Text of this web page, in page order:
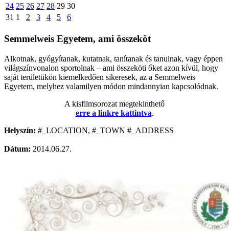
24 25 26 27 28 29 30
31 1 2 3 4 5 6
Semmelweis Egyetem, ami összeköt
Alkotnak, gyógyítanak, kutatnak, tanítanak és tanulnak, vagy éppen
világszínvonalon sportolnak – ami összeköti őket azon kívül, hogy
saját területükön kiemelkedően sikeresek, az a Semmelweis
Egyetem, melyhez valamilyen módon mindannyian kapcsolódnak.
A kisfilmsorozat megtekinthető
erre a linkre kattintva.
Helyszín: #_LOCATION, #_TOWN #_ADDRESS
Dátum: 2014.06.27.